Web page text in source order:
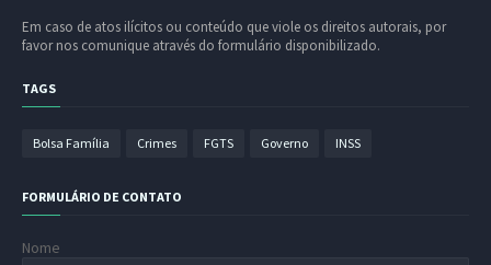
Em caso de atos ilícitos ou conteúdo que viole os direitos autorais, por
favor nos comunique através do formulário disponibilizado.
TAGS
Bolsa Família Crimes FGTS Governo INSS
FORMULÁRIO DE CONTATO
Nome